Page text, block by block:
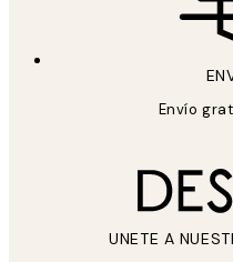
Envío
UNETE A